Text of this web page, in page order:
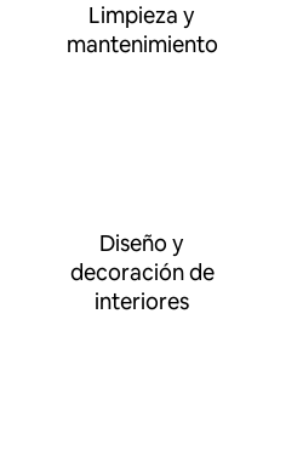
Limpieza y
mantenimiento
Diseño y
decoración de
interiores